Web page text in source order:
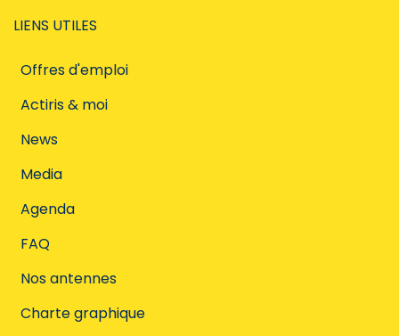
LIENS UTILES
Offres d'emploi
Actiris & moi
News
Media
Agenda
FAQ
Nos antennes
Charte graphique